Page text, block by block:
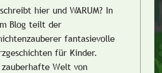
hier und WARUM? In
Blog teilt der
fantasievolle
für Kinder.
Welt von